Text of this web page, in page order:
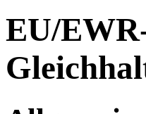
EU/